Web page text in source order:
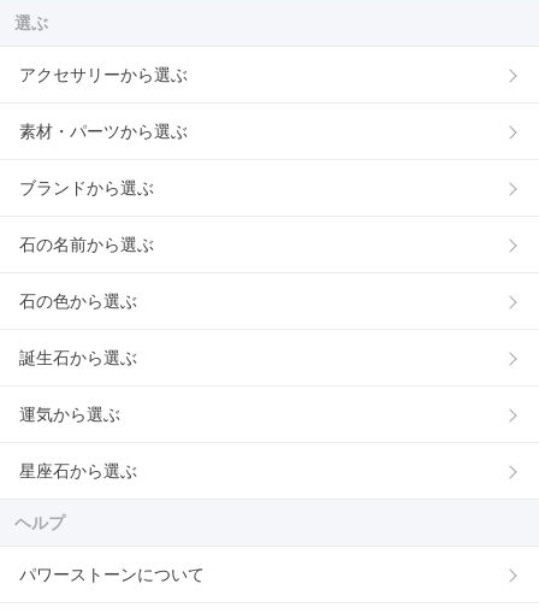
選ぶ
アクセサリーから選ぶ
素材・パーツから選ぶ
ブランドから選ぶ
石の名前から選ぶ
石の色から選ぶ
誕生石から選ぶ
運気から選ぶ
星座石から選ぶ
ヘルプ
パワーストーンについて